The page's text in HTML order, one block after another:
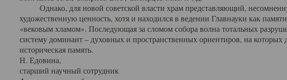
Однако, для новой советской власти храм представляющий,
художественную ценность, хотя и находился в ведении Главнауки как
«вековым хламом». Последующая за сломом собора волна тотальных
систему доминант – духовных и пространственных ориентиров, на которых
историческая память.
Н. Едовина,
старший научный сотрудник